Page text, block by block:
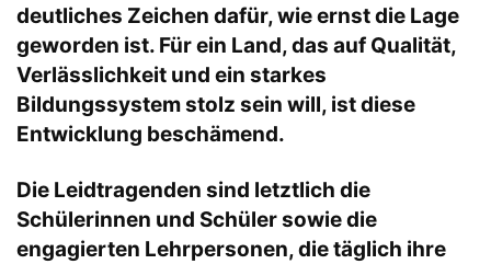
deutliches Zeichen dafür, wie ernst die Lage
geworden ist. Für ein Land, das auf Qualität,
Verlässlichkeit und ein starkes
Bildungssystem stolz sein will, ist diese
Entwicklung beschämend.
Die Leidtragenden sind letztlich die
Schülerinnen und Schüler sowie die
engagierten Lehrpersonen, die täglich ihre